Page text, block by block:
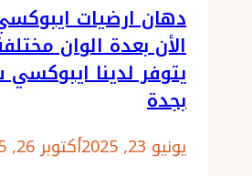
عمل
دهان
داخلي
–
دهان ارضيات
الأن بعدة الوان
يتوفر لدينا
بجدة
يونيو 23, 2025
أكتوبر 26, 2025